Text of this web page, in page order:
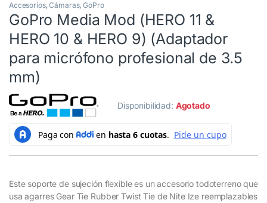
Accesorios,Cámaras,GoPro
GoPro Media Mod (HERO 11 &
HERO 10 & HERO 9) (Adaptador
para micrófono profesional de 3.5
mm)
Disponibilidad: Agotado
Este soporte de sujeción flexible es un accesorio todoterreno que
usa agarres Gear Tie Rubber Twist Tie de Nite Ize reemplazables